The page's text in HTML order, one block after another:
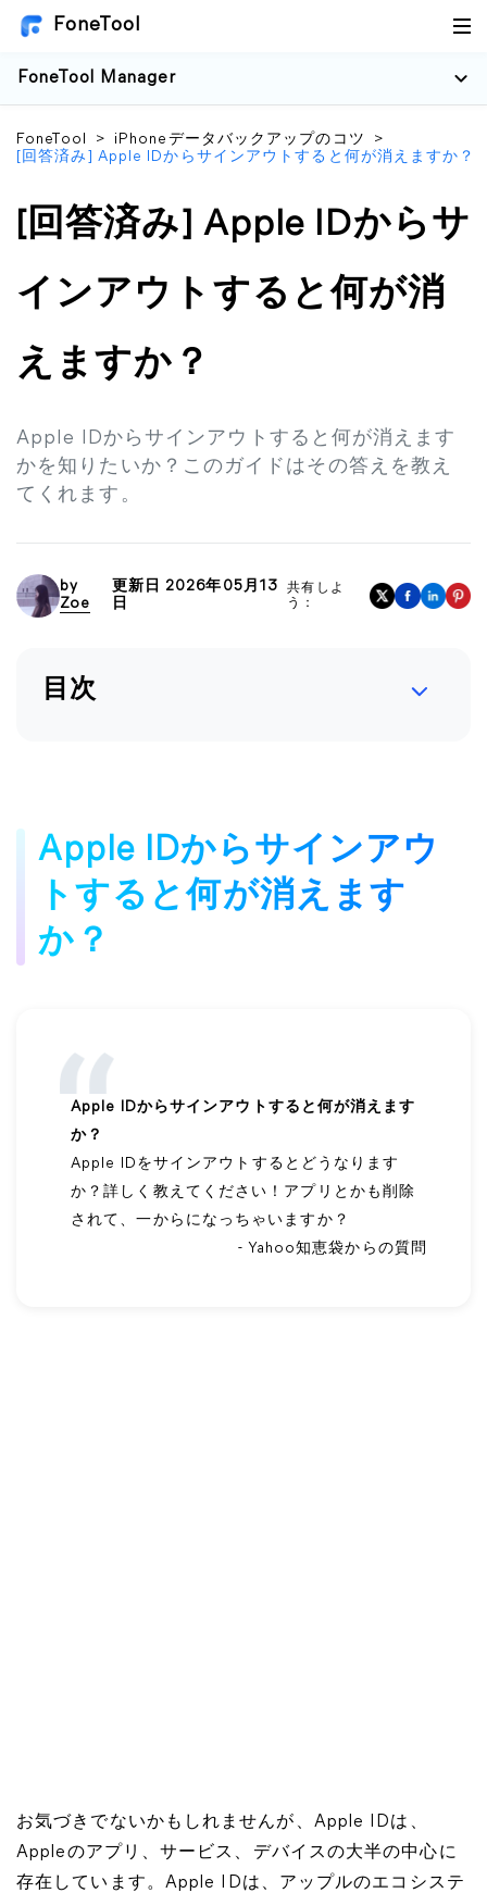
FoneTool
FoneTool Manager
FoneTool > iPhoneデータバックアップのコツ
>
[回答済み] Apple IDからサインアウトすると何が消えますか？
[回答済み] Apple IDからサ
インアウトすると何が消
えますか？
Apple IDからサインアウトすると何が消えます
かを知りたいか？このガイドはその答えを教え
てくれます。
by
Zoe
更新日 2026年05月13
日
共有しよ
う：
目次
Apple IDからサインアウ
トすると何が消えます
か？
Apple IDからサインアウトすると何が消えます
か？
Apple IDをサインアウトするとどうなります
か？詳しく教えてください！アプリとかも削除
されて、一からになっちゃいますか？
- Yahoo知恵袋からの質問
お気づきでないかもしれませんが、Apple IDは、
Appleのアプリ、サービス、デバイスの大半の中心に
存在しています。Apple IDは、アップルのエコシステ